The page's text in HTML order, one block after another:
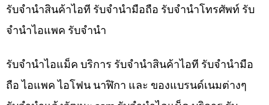
รับจำนำสินค้าไอที รับจำนำมือถือ รับจำนำโทรศัพท์ รับ
จำนำไอแพค รับจำนำ
รับจำนำไอแม็ค บริการ รับจำนำสินค้าไอที รับจำนำมือ
ถือ ไอแพค ไอโฟน นาฬิกา และ ของแบรนด์เนมต่างๆ